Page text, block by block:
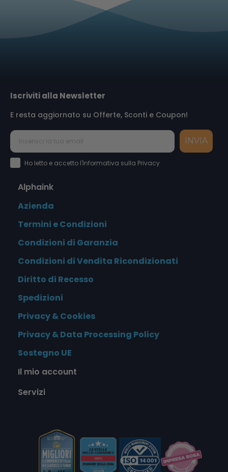
Iscriviti alla Newsletter
E resta aggiornato su Offerte, Sconti e Coupon!
INVIA
Accettazione Privacy Policy
Ho letto e accetto l'Informativa sulla Privacy
Alphaink
Azienda
Termini e Condizioni
Condizioni di Garanzia
Condizioni di Vendita Ricondizionati
Diritto di Recesso
Spedizioni
Privacy & Cookies
Privacy & Data Processing Policy
Sostegno UE
Il mio account
Servizi